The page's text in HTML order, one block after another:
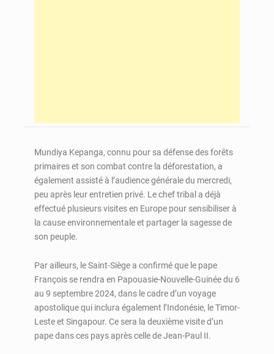
Mundiya Kepanga, connu pour sa défense des forêts
primaires et son combat contre la déforestation, a
également assisté à l’audience générale du mercredi,
peu après leur entretien privé. Le chef tribal a déjà
effectué plusieurs visites en Europe pour sensibiliser à
la cause environnementale et partager la sagesse de
son peuple.
Par ailleurs, le Saint-Siège a confirmé que le pape
François se rendra en Papouasie-Nouvelle-Guinée du 6
au 9 septembre 2024, dans le cadre d’un voyage
apostolique qui inclura également l’Indonésie, le Timor-
Leste et Singapour. Ce sera la deuxième visite d’un
pape dans ces pays après celle de Jean-Paul II.